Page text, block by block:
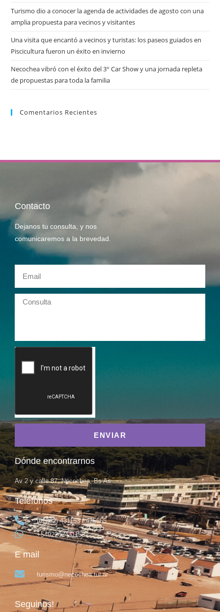
Turismo dio a conocer la agenda de actividades de agosto con una
amplia propuesta para vecinos y visitantes
Una visita que encantó a vecinos y turistas: los paseos guiados en
Piscicultura fueron un éxito en invierno
Necochea vibró con el éxito del 3° Car Show y una jornada repleta
de propuestas para toda la familia
Comentarios Recientes
Contacto
Dejanos tu consulta, y nos
comunicaremos a la brevedad.
ENVIAR
Dónde encontrarnos
Av 2 y calle 87, Necochea, Bs As
Teléfonos
(02262) 431153 / 425665
+5492262431153
E mail
turismo@necochea.tur.ar
Seguinos!